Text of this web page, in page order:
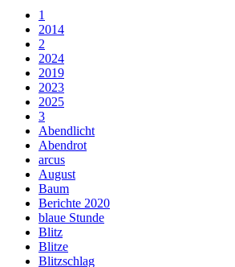
1
2014
2
2024
2019
2023
2025
3
Abendlicht
Abendrot
arcus
August
Baum
Berichte 2020
blaue Stunde
Blitz
Blitze
Blitzschlag